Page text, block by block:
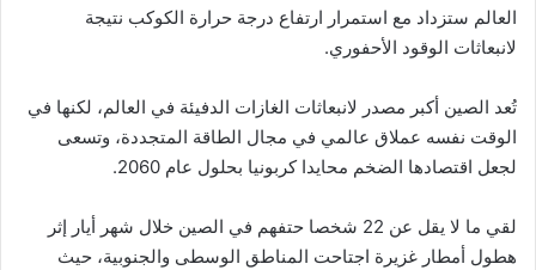
العالم ستزداد مع استمرار ارتفاع درجة حرارة الكوكب نتيجة
لانبعاثات الوقود الأحفوري.
تُعد الصين أكبر مصدر لانبعاثات الغازات الدفيئة في العالم، لكنها في
الوقت نفسه عملاق عالمي في مجال الطاقة المتجددة، وتسعى
لجعل اقتصادها الضخم محايدا كربونيا بحلول عام 2060.
لقي ما لا يقل عن 22 شخصا حتفهم في الصين خلال شهر أيار إثر
هطول أمطار غزيرة اجتاحت المناطق الوسطى والجنوبية، حيث